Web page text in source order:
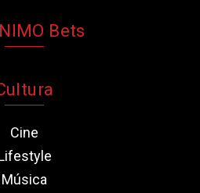
Bets
Cine
Música